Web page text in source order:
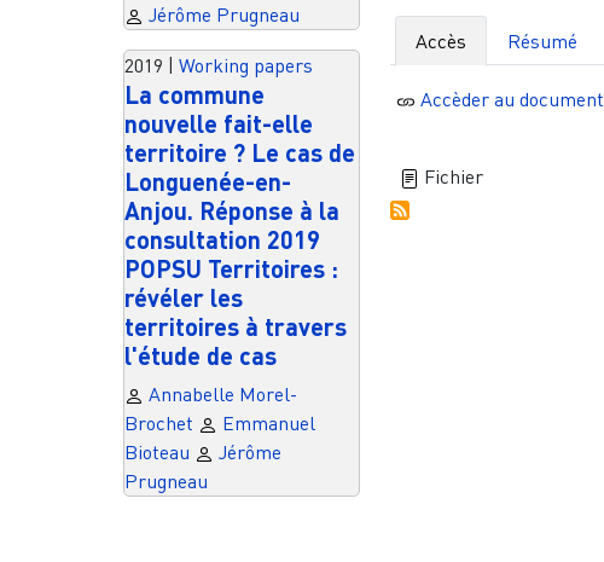
Jérôme Prugneau
2019 Working papers
La commune
nouvelle fait-elle
territoire ? Le cas de
Longuenée-en-
Anjou. Réponse à la
consultation 2019
POPSU Territoires :
révéler les
territoires à travers
l'étude de cas
Annabelle Morel-
Brochet
Emmanuel
Bioteau
Jérôme
Prugneau
Accès Résumé
Accèder au document
Fichier